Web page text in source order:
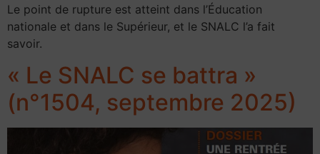
Le point de rupture est atteint dans l’Éducation
nationale et dans le Supérieur, et le SNALC l’a fait
savoir.
« Le SNALC se battra »
(n°1504, septembre 2025)